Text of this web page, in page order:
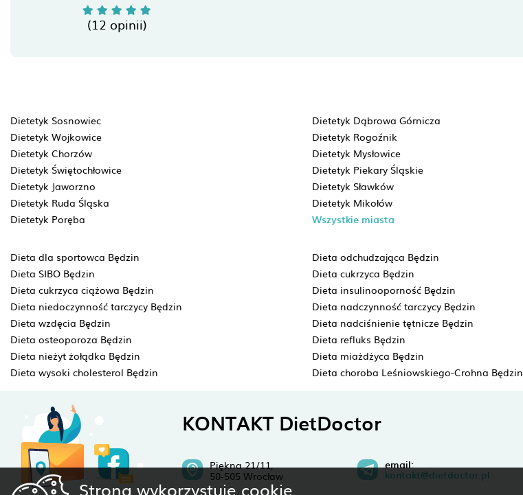
Strona wykorzystuje cookie
(12 opinii)
Dietetyk Sosnowiec Dietetyk Dąbrowa Górnicza
Dietetyk Wojkowice
Dietetyk Rogoźnik
Dietetyk Chorzów
Dietetyk Mysłowice
Dietetyk Świętochłowice
Dietetyk Piekary Śląskie
Dietetyk Jaworzno
Dietetyk Sławków
Dietetyk Ruda Śląska
Dietetyk Mikołów
Dietetyk Poręba
Wszystkie miasta
Dieta dla sportowca Będzin Dieta odchudzająca Będzin
Dieta SIBO Będzin
Dieta cukrzyca Będzin
Dieta cukrzyca ciążowa Będzin
Dieta insulinooporność Będzin
Dieta niedoczynność tarczycy Będzin
Dieta nadczynność tarczycy Będzin
Dieta wzdęcia Będzin
Dieta nadciśnienie tętnicze Będzin
Dieta osteoporoza Będzin
Dieta refluks Będzin
Dieta nieżyt żołądka Będzin
Dieta miażdżyca Będzin
Dieta wysoki cholesterol Będzin
Dieta choroba Leśniowskiego-Crohna Będzin
KONTAKT DietDoctor
Piękna 21/11,
50-505 Wrocław
email:
kontakt@dietdoctor.pl